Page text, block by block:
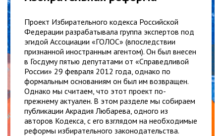
Проект Избирательного кодекса Российской
Федерации разрабатывала группа экспертов под
эгидой Ассоциации «ГОЛОС» (впоследствии
признанной иностранным агентом). Он был внесен
в Госдуму пятью депутатами от «Справедливой
России» 29 февраля 2012 года, однако по
формальным основаниям он был им возвращен.
Однако мы считаем, что этот проект по-
прежнему актуален. В этом разделе мы собираем
публикации Акрадия Любарева, одного из
авторов Кодекса, с его взглядом на необходимые
реформы избирательного законодательства.